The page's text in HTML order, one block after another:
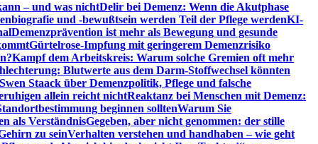
– und was nichtDelir bei Demenz: Wenn die Akutphase
und -bewußtsein werden Teil der Pflege werdenKI-
Demenzprävention ist mehr als Bewegung und gesunde
Gürtelrose-Impfung mit geringerem Demenzrisiko
Kampf dem Arbeitskreis: Warum solche Gremien oft mehr
Blutwerte aus dem Darm-Stoffwechsel könnten
Swen Staack über Demenzpolitik, Pflege und falsche
allein reicht nichtReaktanz bei Menschen mit Demenz:
beginnen solltenWarum Sie
als VerständnisGegeben, aber nicht genommen: der stille
zu seinVerhalten verstehen und handhaben – wie geht